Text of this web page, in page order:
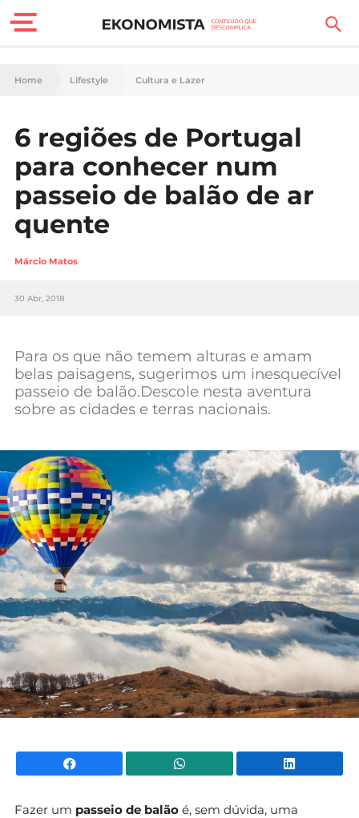
Finanças Pessoais
Carreira
Casa
Lifestyle
Sociedade
Tecnologia
Negócios
Mundial 2026
Home Lifestyle Cultura e Lazer
6 regiões de Portugal
para conhecer num
passeio de balão de ar
quente
Márcio Matos
30 Abr, 2018
Para os que não temem alturas e amam
belas paisagens, sugerimos um inesquecível
passeio de balão.Descole nesta aventura
sobre as cidades e terras nacionais.
Facebook WhatsApp
Fazer um passeio de balão é, sem dúvida, uma